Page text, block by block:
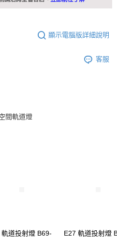
顯示電腦版詳細說明
客服
間軌道燈
軌道投射燈 B69- E27 軌道投射燈